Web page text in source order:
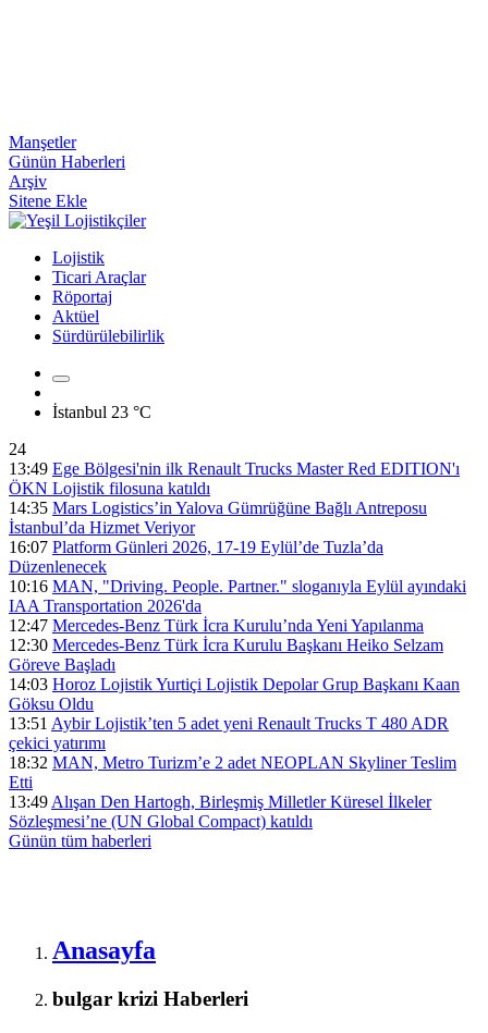
Manşetler
Günün Haberleri
Arşiv
Sitene Ekle
Lojistik
Ticari Araçlar
Röportaj
Aktüel
Sürdürülebilirlik
İstanbul 23 °C
24
13:49 Ege Bölgesi'nin ilk Renault Trucks Master Red EDITION'ı
ÖKN Lojistik filosuna katıldı
14:35 Mars Logistics’in Yalova Gümrüğüne Bağlı Antreposu
İstanbul’da Hizmet Veriyor
16:07 Platform Günleri 2026, 17-19 Eylül’de Tuzla’da
Düzenlenecek
10:16 MAN, "Driving. People. Partner." sloganıyla Eylül ayındaki
IAA Transportation 2026'da
12:47 Mercedes-Benz Türk İcra Kurulu’nda Yeni Yapılanma
12:30 Mercedes-Benz Türk İcra Kurulu Başkanı Heiko Selzam
Göreve Başladı
14:03 Horoz Lojistik Yurtiçi Lojistik Depolar Grup Başkanı Kaan
Göksu Oldu
13:51 Aybir Lojistik’ten 5 adet yeni Renault Trucks T 480 ADR
çekici yatırımı
18:32 MAN, Metro Turizm’e 2 adet NEOPLAN Skyliner Teslim
Etti
13:49 Alışan Den Hartogh, Birleşmiş Milletler Küresel İlkeler
Sözleşmesi’ne (UN Global Compact) katıldı
Günün tüm haberleri
Anasayfa
bulgar krizi Haberleri